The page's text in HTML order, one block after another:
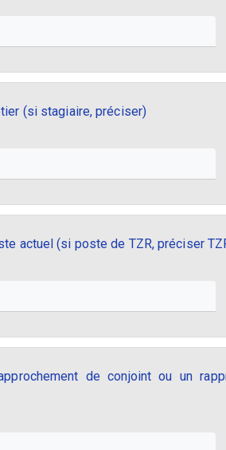
(si stagiaire, préciser)
actuel (si poste de TZR, préciser
de conjoint ou un